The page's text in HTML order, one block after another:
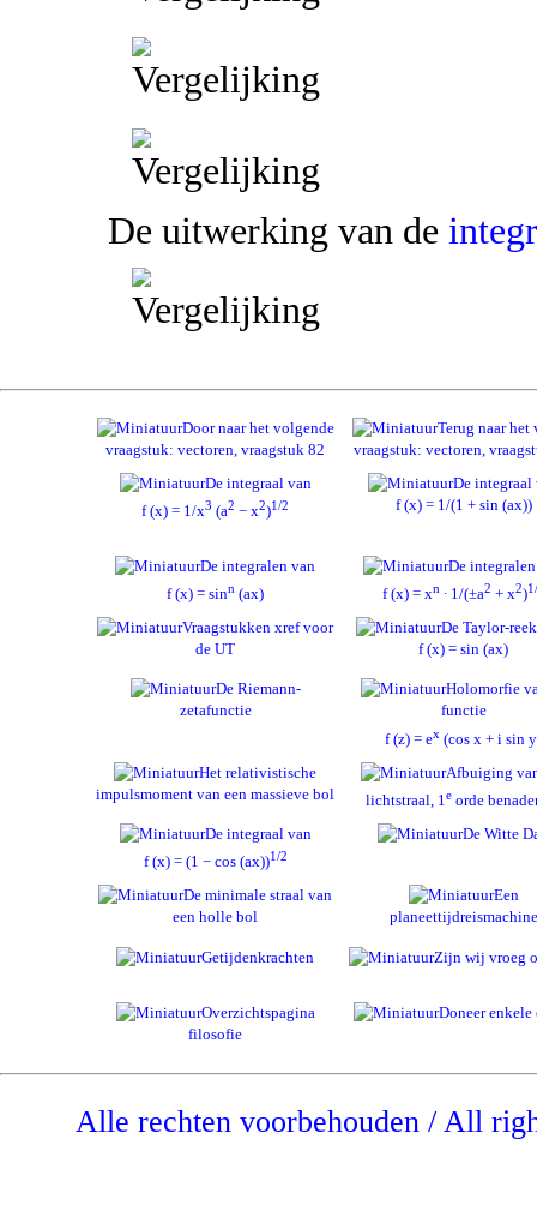
De uitwerking van de
Door naar het volgende
vraagstuk: vectoren, vraagstuk 82
Terug naar het
vraagstuk: vectoren,
De integraal van
f (x) = 1/x3 (a2 − x2)1/2
De integraal
f (x) = 1/(1 + sin (ax))
De integralen van
f (x) = sinn (ax)
De
f (x) = xn∙ 1/(±a2 + x2)
Vraagstukken xref voor
de UT
De Taylor-
f (x) = sin (ax)
De Riemann-
zetafunctie
Holomorfie
functie
f (z) = ex (cos x + i sin
Het relativistische
impulsmoment van een massieve bol
Afbuiging
lichtstraal, 1e orde
De integraal van
f (x) = (1 − cos (ax))1/2
De Witte
De minimale straal van
een holle bol
Een
planeettijdreismachine
Getijdenkrachten Zijn wij vroeg
Overzichtspagina
filosofie
Doneer enkele
Alle rechten voorbehouden / All